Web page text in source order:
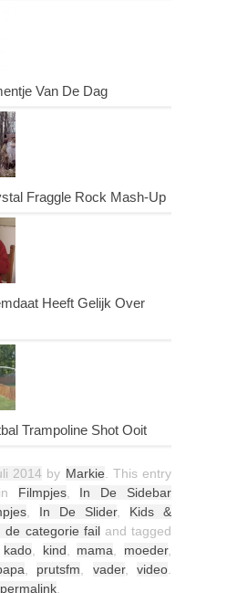
Van De Dag
Fraggle Rock Mash-Up
Heeft Gelijk Over
Trampoline Shot Ooit
2014 by Markie . This entry
Filmpjes, In De Sidebar
In De Slider, Kids &
de categorie failand tagged
kado kind mama moeder,
prutsfm vader, video
permalink